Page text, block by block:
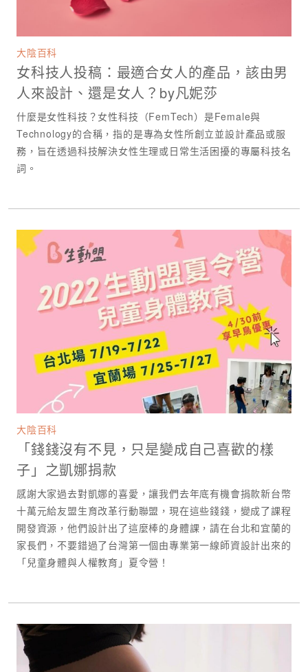
大陰百科
女科技人投稿：最適合女人的產品，該由男
人來設計、還是女人？by凡妮莎
什麼是女性科技？女性科技（FemTech）是Female與
Technology的合稱，指的是專為女性所創立並設計產品或服
務，旨在透過科技解決女性⽣理或⽇常⽣活困擾的專屬科技名
詞。
大陰百科
「錢錢沒有不見，只是變成自己喜歡的樣
子」​之凱娜捐款
感謝大家過去對凱娜的喜愛，讓我們去年底有機會捐款新台幣
十萬元給友盟生育改革行動聯盟，現在這些錢錢，變成了課程
開發資源，他們設計出了這麼棒的身體課，請在台北和宜蘭的
家長們，不要錯過了台灣第一個由專業第一線師資設計出來的
「兒童身體與人權教育」夏令營！